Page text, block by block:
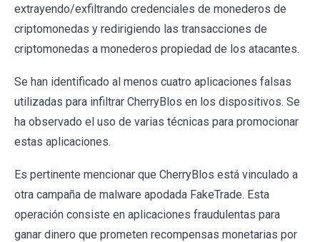
extrayendo/exfiltrando credenciales de monederos de
criptomonedas y redirigiendo las transacciones de
criptomonedas a monederos propiedad de los atacantes.
Se han identificado al menos cuatro aplicaciones falsas
utilizadas para infiltrar CherryBlos en los dispositivos. Se
ha observado el uso de varias técnicas para promocionar
estas aplicaciones.
Es pertinente mencionar que CherryBlos está vinculado a
otra campaña de malware apodada FakeTrade. Esta
operación consiste en aplicaciones fraudulentas para
ganar dinero que prometen recompensas monetarias por